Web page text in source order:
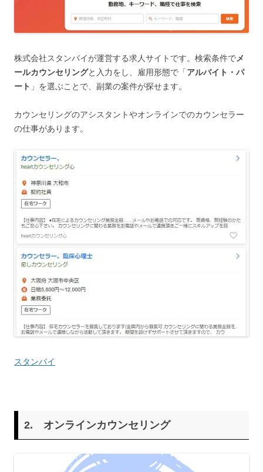
株式会社スタンバイが運営する求人サイトです。検索条件でメ
ールカウンセリングと入力をし、雇用形態で「アルバイト・パ
ート 」を選ぶことで、副業の案件が探せます。
カウンセリングのアシスタントやオンラインでのカウンセラー
の仕事があります。
スタンバイ
2. オンラインカウンセリング